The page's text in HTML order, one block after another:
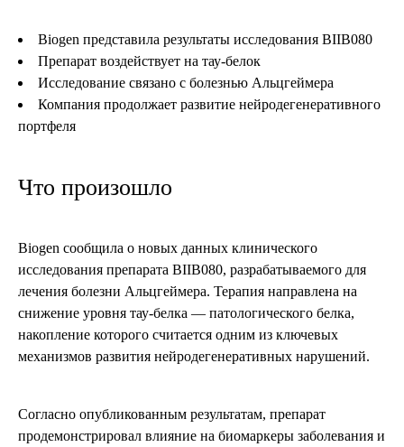
Biogen представила результаты исследования BIIB080
Препарат воздействует на тау-белок
Исследование связано с болезнью Альцгеймера
Компания продолжает развитие нейродегенеративного
портфеля
Что произошло
Biogen сообщила о новых данных клинического
исследования препарата BIIB080, разрабатываемого для
лечения болезни Альцгеймера. Терапия направлена на
снижение уровня тау-белка — патологического белка,
накопление которого считается одним из ключевых
механизмов развития нейродегенеративных нарушений.
Согласно опубликованным результатам, препарат
продемонстрировал влияние на биомаркеры заболевания и